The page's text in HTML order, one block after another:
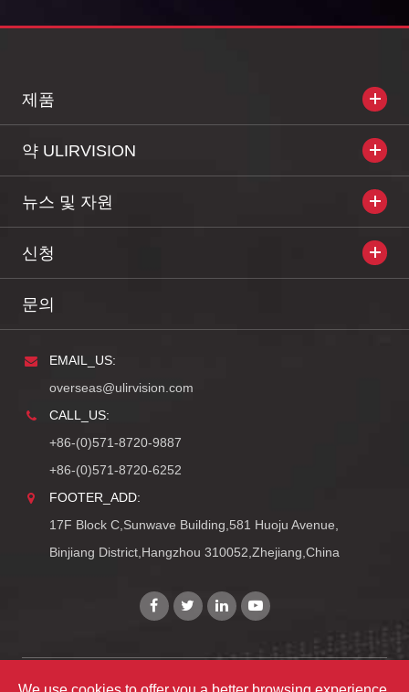
제품
약 ULIRVISION
뉴스 및 자원
신청
문의
EMAIL_US:
overseas@ulirvision.com
CALL_US:
+86-(0)571-8720-9887
+86-(0)571-8720-6252
FOOTER_ADD:
17F Block C,Sunwave Building,581 Huoju Avenue,
Binjiang District,Hangzhou 310052,Zhejiang,China